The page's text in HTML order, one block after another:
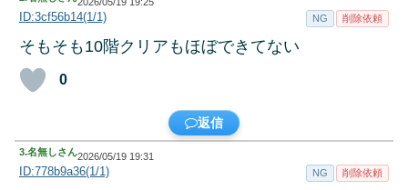
ID:3cf56b14(1/1) NG 削除依頼
そもそも10階クリアもほぼできてない
0
返信
3.名無しさん2026/05/19 19:31
ID:778b9a36(1/1) NG 削除依頼